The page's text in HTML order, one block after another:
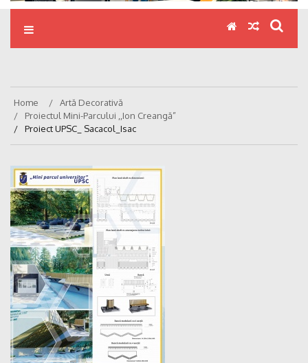
Home
Artă Decorativă
Proiectul Mini-Parcului ,,Ion Creangă”
Proiect UPSC_ Sacacol_Isac